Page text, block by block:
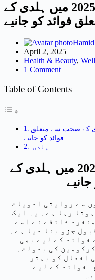
ہلدی سنہری مصالحہ : 2025 میں ہلدی کے
فوائد کو جانیے
April 2, 2025
Health & Beauty,
1 Comment
Table of Contents
: 2025 میں ہلدی کے صحت سے متعلق
فوائد کو جانیے
ہلدی
ہلدی سنہری مصالحہ : 2025 میں ہلدی کے
سے روایتی ادویات
رہا ہے۔ یہ ایک
ذائقے نے اسے
جزو بنا دیا ہے۔
فوائد کے لیے بھی
کی بدولت۔
افعال کو بہتر
فوائد کے لیے